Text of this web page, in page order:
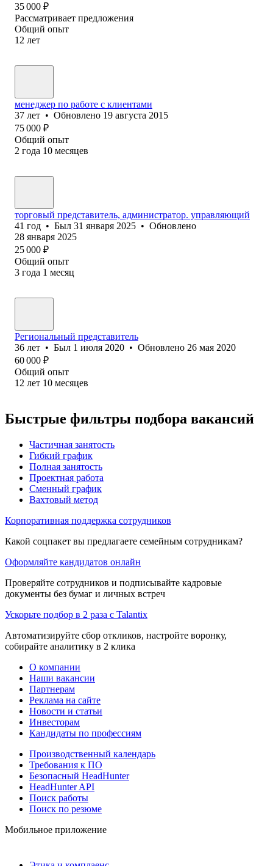
35 000 ₽
Рассматривает предложения
Общий опыт
12 лет
менеджер по работе с клиентами
37 лет • Обновлено 19 августа 2015
75 000 ₽
Общий опыт
2 года 10 месяцев
торговый представитель, администратор. управляющий
41 год • Был 31 января 2025 • Обновлено
28 января 2025
25 000 ₽
Общий опыт
3 года 1 месяц
Региональный представитель
36 лет • Был 1 июля 2020 • Обновлено 26 мая 2020
60 000 ₽
Общий опыт
12 лет 10 месяцев
Быстрые фильтры подбора вакансий
Частичная занятость
Гибкий график
Полная занятость
Проектная работа
Сменный график
Вахтовый метод
Корпоративная поддержка сотрудников
Какой соцпакет вы предлагаете семейным сотрудникам?
Оформляйте кандидатов онлайн
Проверяйте сотрудников и подписывайте кадровые
документы без бумаг и личных встреч
Ускорьте подбор в 2 раза с Talantix
Автоматизируйте сбор откликов, настройте воронку,
собирайте аналитику в 2 клика
О компании
Наши вакансии
Партнерам
Реклама на сайте
Новости и статьи
Инвесторам
Кандидаты по профессиям
Производственный календарь
Требования к ПО
Безопасный HeadHunter
HeadHunter API
Поиск работы
Поиск по резюме
Мобильное приложение